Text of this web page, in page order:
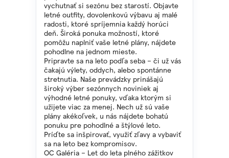
vychutnať si sezónu bez starostí. Objavte
letné outfity, dovolenkovú výbavu aj malé
radosti, ktoré spríjemnia každý horúci
deň. Široká ponuka možností, ktoré
pomôžu naplniť vaše letné plány, nájdete
pohodlne na jednom mieste.
Pripravte sa na leto podľa seba – či už vás
čakajú výlety, oddych, alebo spontánne
stretnutia. Naše prevádzky prinášajú
široký výber sezónnych noviniek aj
výhodné letné ponuky, vďaka ktorým si
užijete viac za menej. Nech už sú vaše
plány akékoľvek, u nás nájdete bohatú
ponuku pre pohodlné a štýlové leto.
Príďte sa inšpirovať, využiť zľavy a vybaviť
sa na leto bez kompromisov.
OC Galéria – Let do leta plného zážitkov